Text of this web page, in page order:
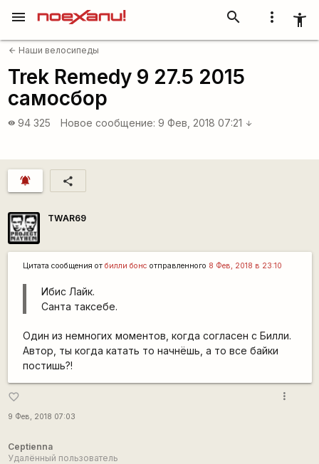
more_vert accessibility_new
search
menu
arrow_back Наши велосипеды
Trek Remedy 9 27.5 2015
самосбор
visibility 94 325 Новое сообщение: 9 Фев, 2018 07:21 arrow_downward
notifications_active share
TWAR69
Цитата сообщения от билли бонс отправленного 8 Фев, 2018 в 23:10
Ибис Лайк.
Санта таксебе.
Один из немногих моментов, когда согласен с Билли.
Автор, ты когда катать то начнёшь, а то все байки
постишь?!
favorite_border
9 Фев, 2018 07:03
more_vert
Ceptienna
Удалённый пользователь